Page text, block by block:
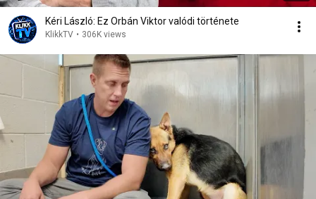
Kéri László: Ez Orbán Viktor valódi története
KlikkTV • 306K views